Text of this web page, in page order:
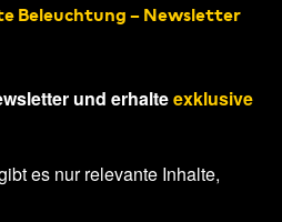
Beleuchtung – Newsletter
und erhalteexklusive
es nur relevante Inhalte,